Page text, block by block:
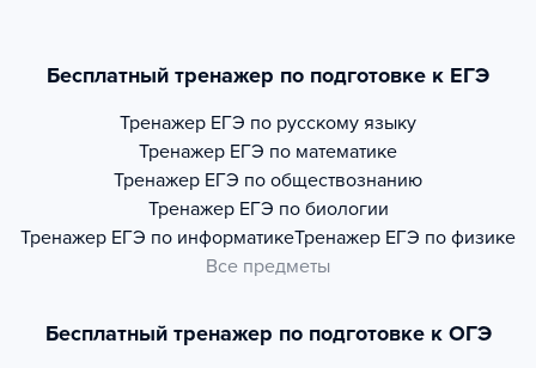
Бесплатный тренажер по подготовке к ЕГЭ
Тренажер ЕГЭ по русскому языку
Тренажер ЕГЭ по математике
Тренажер ЕГЭ по обществознанию
Тренажер ЕГЭ по биологии
Тренажер ЕГЭ по информатикеТренажер ЕГЭ по физике
Все предметы
Бесплатный тренажер по подготовке к ОГЭ